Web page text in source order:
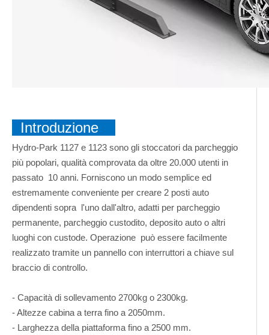
Introduzione
Hydro-Park 1127 e 1123 sono gli stoccatori da parcheggio
più popolari, qualità comprovata da oltre 20.000 utenti in
passato 10 anni. Forniscono un modo semplice ed
estremamente conveniente per creare 2 posti auto
dipendenti sopra l'uno dall'altro, adatti per parcheggio
permanente, parcheggio custodito, deposito auto o altri
luoghi con custode. Operazione può essere facilmente
realizzato tramite un pannello con interruttori a chiave sul
braccio di controllo.
- Capacità di sollevamento 2700kg o 2300kg.
- Altezze cabina a terra fino a 2050mm.
- Larghezza della piattaforma fino a 2500 mm.